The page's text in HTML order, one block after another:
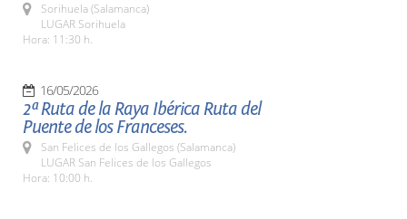
Sorihuela (Salamanca)
LUGAR Sorihuela
Hora: 11:30 h.
16/05/2026
2ª Ruta de la Raya Ibérica Ruta del
Puente de los Franceses.
San Felices de los Gallegos (Salamanca)
LUGAR San Felices de los Gallegos
Hora: 10:00 h.